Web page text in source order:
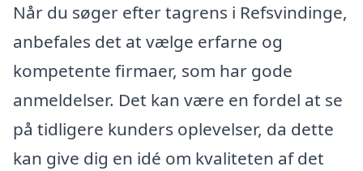
Når du søger efter tagrens i Refsvindinge,
anbefales det at vælge erfarne og
kompetente firmaer, som har gode
anmeldelser. Det kan være en fordel at se
på tidligere kunders oplevelser, da dette
kan give dig en idé om kvaliteten af det